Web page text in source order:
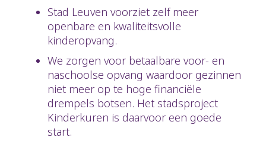
Stad Leuven voorziet zelf meer
openbare en kwaliteitsvolle
kinderopvang.
We zorgen voor betaalbare voor- en
naschoolse opvang waardoor gezinnen
niet meer op te hoge financiële
drempels botsen. Het stadsproject
Kinderkuren is daarvoor een goede
start.